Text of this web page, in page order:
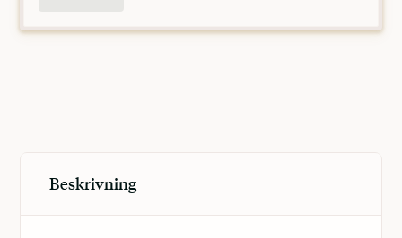
Beskrivning